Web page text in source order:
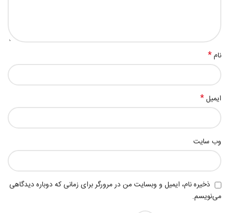
نام*
ایمیل*
وب‌ سایت
ذخیره نام، ایمیل و وبسایت من در مرورگر برای زمانی که دوباره دیدگاهی
می‌نویسم.